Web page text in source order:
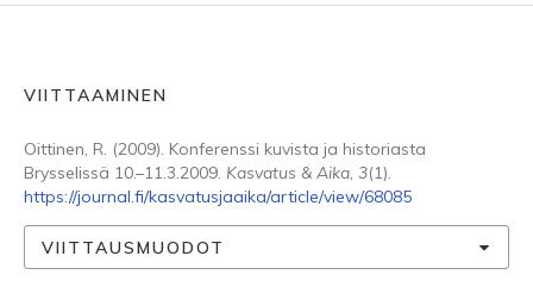
VIITTAAMINEN
Oittinen, R. (2009). Konferenssi kuvista ja historiasta
Brysselissä 10.–11.3.2009. Kasvatus & Aika, 3(1).
https://journal.fi/kasvatusjaaika/article/view/68085
VIITTAUSMUODOT